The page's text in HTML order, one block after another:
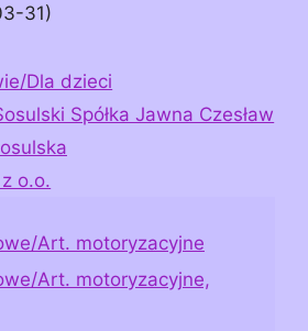
31)
Dla dzieci
Spółka Jawna Czesław
o.o.
Art. motoryzacyjne
Art. motoryzacyjne,